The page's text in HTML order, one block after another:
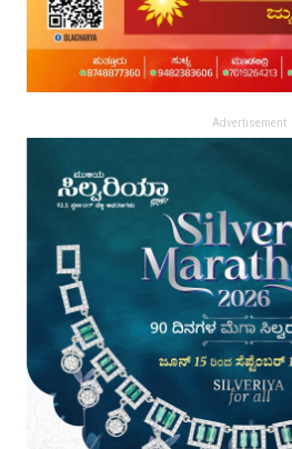
Advertisement